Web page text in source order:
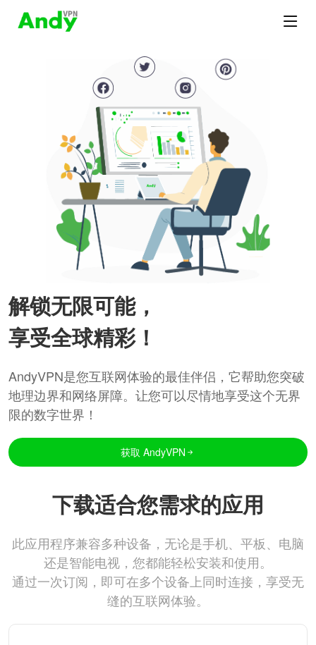
解锁无限可能，
享受全球精彩！
AndyVPN是您互联网体验的最佳伴侣，它帮助您突破
地理边界和网络屏障。让您可以尽情地享受这个无界
限的数字世界！
获取 AndyVPN
下载适合您需求的应用
此应用程序兼容多种设备，无论是手机、平板、电脑
还是智能电视，您都能轻松安装和使用。
通过一次订阅，即可在多个设备上同时连接，享受无
缝的互联网体验。